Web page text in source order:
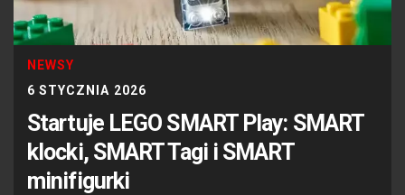
NEWSY
6 STYCZNIA 2026
Startuje LEGO SMART Play: SMART
klocki, SMART Tagi i SMART
minifigurki